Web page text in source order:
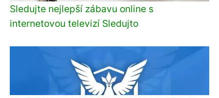
Sledujte nejlepší zábavu online s
internetovou televizí Sledujto